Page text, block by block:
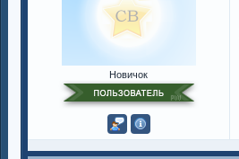
Новичок